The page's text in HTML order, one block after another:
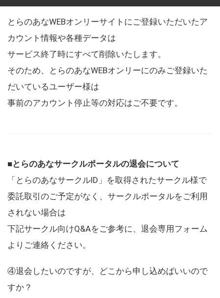
とらのあなWEBオンリーサイトにご登録いただいたア
カウント情報や各種データは
サービス終了時にすべて削除いたします。
そのため、とらのあなWEBオンリーにのみご登録いた
だいているユーザー様は
事前のアカウント停止等の対応はご不要です。
■とらのあなサークルポータルの退会について
「とらのあなサークルID」を取得されたサークル様で
委託取引のご予定がなく、サークルポータルをご利用
されない場合は
下記サークル向けQ&Aをご参考に、退会専用フォーム
よりご連絡ください。
④退会したいのですが、どこから申し込めばいいので
すか？